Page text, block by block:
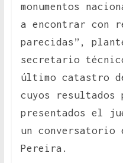
monumentos
a encontrar con
parecidas”,
secretario
último catastro
cuyos resultados
presentados el
un conversatorio
Pereira.